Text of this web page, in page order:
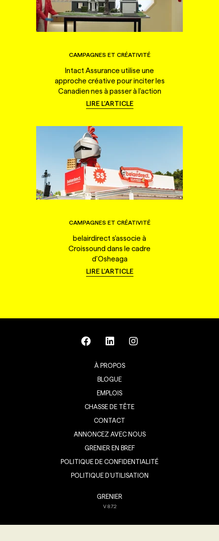
CAMPAGNES ET CRÉATIVITÉ
Intact Assurance utilise une
approche créative pour inciter les
Canadien·nes à passer à l'action
LIRE L'ARTICLE
CAMPAGNES ET CRÉATIVITÉ
belairdirect s'associe à
Croissound dans le cadre
d'Osheaga
LIRE L'ARTICLE
À PROPOS
BLOGUE
EMPLOIS
CHASSE DE TÊTE
CONTACT
ANNONCEZ AVEC NOUS
GRENIER EN BREF
POLITIQUE DE CONFIDENTIALITÉ
POLITIQUE D’UTILISATION
GRENIER
V8.7.2